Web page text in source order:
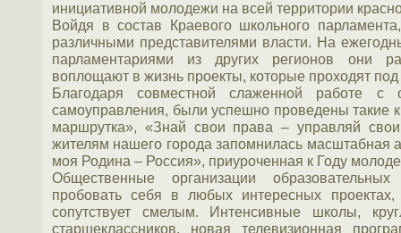
инициативной молодежи на всей территории
Войдя в состав Краевого школьного
различными представителями власти. На
парламентариями из других регионов они
воплощают в жизнь проекты, которые проходят
Благодаря совместной слаженной работе с
самоуправления, были успешно проведены такие
маршрутка», «Знай свои права – управляй
жителям нашего города запомнилась масштабная
моя Родина – Россия», приуроченная к Году
Общественные организации
пробовать себя в любых интересных проектах,
сопутствует смелым. Интенсивные школы,
старшеклассников, новая телевизионная